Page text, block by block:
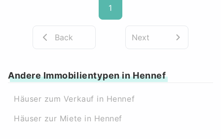
1
Back Next
Andere Immobilientypen in Hennef
Häuser zum Verkauf in Hennef
Häuser zur Miete in Hennef